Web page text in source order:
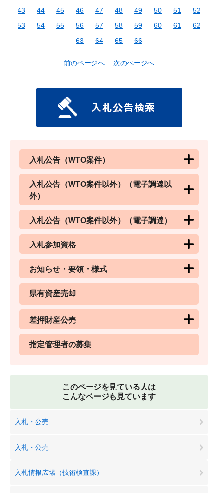
43
44 45 46 47 48 49 50 51
52
53
54 55 56 57 58 59 60 61
62
63
64 65 66
前のページへ 次のページへ
入札公告（WTO案件）
入札公告（WTO案件以外）（電子調達以
外）
入札公告（WTO案件以外）（電子調達）
入札参加資格
お知らせ・要領・様式
県有資産売却
差押財産公売
指定管理者の募集
このページを見ている人は
こんなページも見ています
入札・公売
入札・公売
入札情報広場（技術検査課）